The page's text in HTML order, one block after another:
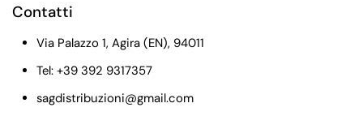
Contatti
Via Palazzo 1, Agira (EN), 94011
Tel: +39 392 9317357
sagdistribuzioni@gmail.com